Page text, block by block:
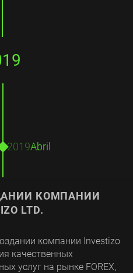
КОМПАНИИ
LTD.
компании Investizo
качественных
услуг на рынке FOREX,
Abril
2019